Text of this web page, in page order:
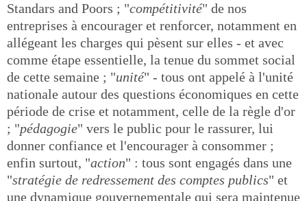
Standars and Poors ; "compétitivité" de nos
entreprises à encourager et renforcer, notamment en
allégeant les charges qui pèsent sur elles - et avec
comme étape essentielle, la tenue du sommet social
de cette semaine ; "unité" - tous ont appelé à l'unité
nationale autour des questions économiques en cette
période de crise et notamment, celle de la règle d'or
; "pédagogie" vers le public pour le rassurer, lui
donner confiance et l'encourager à consommer ;
enfin surtout, "action" : tous sont engagés dans une
"stratégie de redressement des comptes publics" et
une dynamique gouvernementale qui sera maintenue